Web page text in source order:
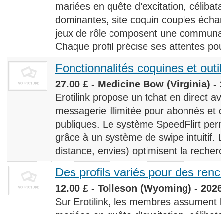
mariées en quête d’excitation,
dominantes, site coquin couples
jeux de rôle composent une
Chaque profil précise ses attentes
Fonctionnalités coquines et
27.00 £ - Medicine Bow (Virginia) -
Erotilink propose un tchat en direct
messagerie illimitée pour abonnés et
publiques. Le système SpeedFlirt
grâce à un système de swipe intuitif.
distance, envies) optimisent la
Des profils variés pour des
12.00 £ - Tolleson (Wyoming) -
Sur Erotilink, les membres